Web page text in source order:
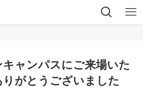
ャンパスにご来場いた
りがとうございました